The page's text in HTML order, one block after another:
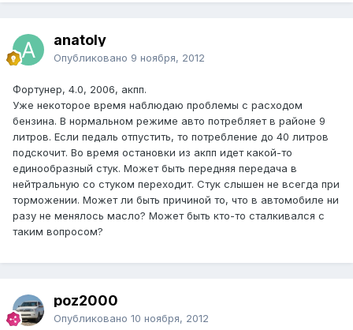
anatoly
Опубликовано 9 ноября, 2012
Фортунер, 4.0, 2006, акпп.
Уже некоторое время наблюдаю проблемы с расходом
бензина. В нормальном режиме авто потребляет в районе 9
литров. Если педаль отпустить, то потребление до 40 литров
подскочит. Во время остановки из акпп идет какой-то
единообразный стук. Может быть передняя передача в
нейтральную со стуком переходит. Стук слышен не всегда при
торможении. Может ли быть причиной то, что в автомобиле ни
разу не менялось масло? Может быть кто-то сталкивался с
таким вопросом?
poz2000
Опубликовано 10 ноября, 2012